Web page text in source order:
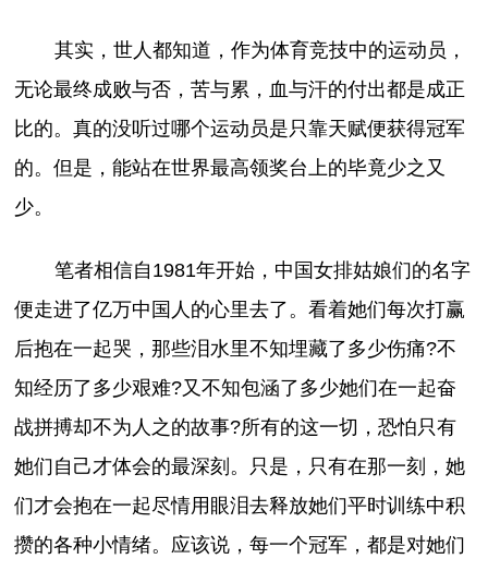
其实，世人都知道，作为体育竞技中的运动员，
无论最终成败与否，苦与累，血与汗的付出都是成正
比的。真的没听过哪个运动员是只靠天赋便获得冠军
的。但是，能站在世界最高领奖台上的毕竟少之又
少。
笔者相信自1981年开始，中国女排姑娘们的名字
便走进了亿万中国人的心里去了。看着她们每次打赢
后抱在一起哭，那些泪水里不知埋藏了多少伤痛?不
知经历了多少艰难?又不知包涵了多少她们在一起奋
战拼搏却不为人之的故事?所有的这一切，恐怕只有
她们自己才体会的最深刻。只是，只有在那一刻，她
们才会抱在一起尽情用眼泪去释放她们平时训练中积
攒的各种小情绪。应该说，每一个冠军，都是对她们